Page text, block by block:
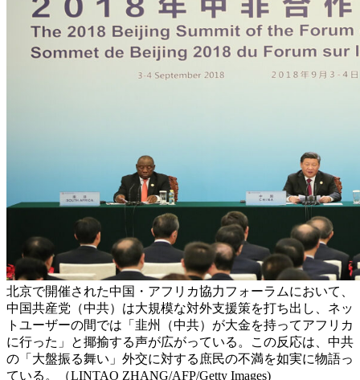
北京で開催された中国・アフリカ協力フォーラムにおいて、
中国共産党（中共）は大規模な対外支援策を打ち出し、ネッ
トユーザーの間では「韭州（中共）が大金を持ってアフリカ
に行った」と揶揄する声が広がっている。この反応は、中共
の「大盤振る舞い」外交に対する庶民の不満を如実に物語っ
ている。（LINTAO ZHANG/AFP/Getty Images)